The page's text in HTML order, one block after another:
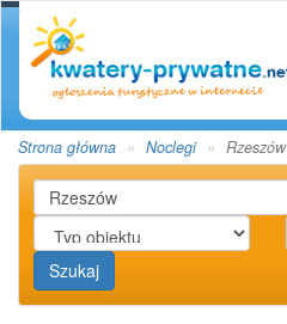
Strona główna Noclegi Rzeszów
Szukaj